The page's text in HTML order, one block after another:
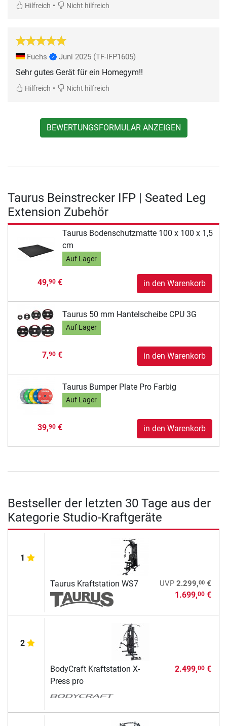
Hilfreich • Nicht hilfreich
Fuchs Juni 2025 (TF-IFP1605)
Sehr gutes Gerät für ein Homegym!!
Hilfreich • Nicht hilfreich
BEWERTUNGSFORMULAR ANZEIGEN
Taurus Beinstrecker IFP | Seated Leg
Extension Zubehör
Taurus Bodenschutzmatte 100 x 100 x 1,5
cm
Auf Lager
49,90€ in den Warenkorb
Taurus 50 mm Hantelscheibe CPU 3G
Auf Lager
7,90€ in den Warenkorb
Taurus Bumper Plate Pro Farbig
Auf Lager
39,90€ in den Warenkorb
Bestseller der letzten 30 Tage aus der
Kategorie Studio-Kraftgeräte
1
Taurus Kraftstation WS7 UVP 2.299,00€
1.699,00€
2
BodyCraft Kraftstation X-
Press pro
2.499,00€